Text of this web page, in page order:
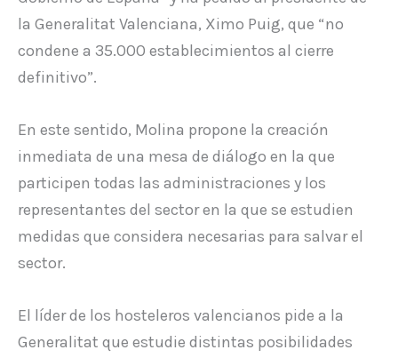
la Generalitat Valenciana, Ximo Puig, que “no
condene a 35.000 establecimientos al cierre
definitivo”.
En este sentido, Molina propone la creación
inmediata de una mesa de diálogo en la que
participen todas las administraciones y los
representantes del sector en la que se estudien
medidas que considera necesarias para salvar el
sector.
El líder de los hosteleros valencianos pide a la
Generalitat que estudie distintas posibilidades